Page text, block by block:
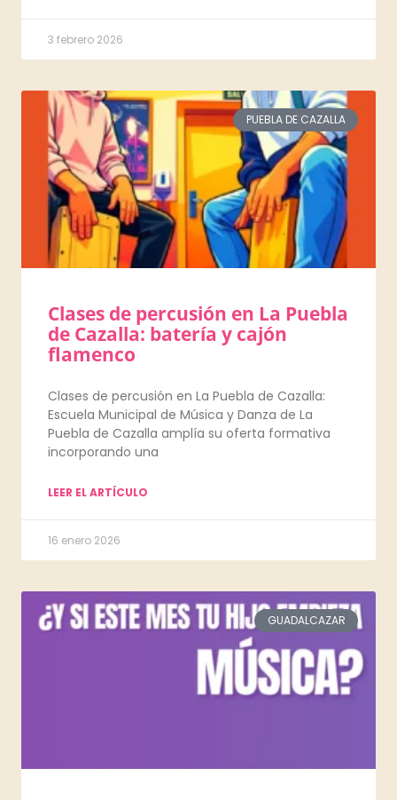
3 febrero 2026
PUEBLA DE CAZALLA
Clases de percusión en La Puebla
de Cazalla: batería y cajón
flamenco
Clases de percusión en La Puebla de Cazalla:
Escuela Municipal de Música y Danza de La
Puebla de Cazalla amplía su oferta formativa
incorporando una
LEER EL ARTÍCULO
16 enero 2026
GUADALCAZAR